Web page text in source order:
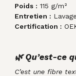
Poids : 115 g/m²
Entretien :
Certification :
🌿 Qu’est-ce
C’est une fibre